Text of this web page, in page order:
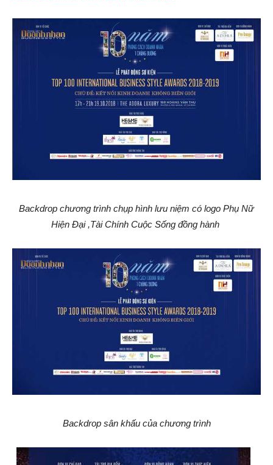
Backdrop chương trình chụp hình lưu niệm có logo Phụ Nữ
Hiện Đại ,Tài Chính Cuộc Sống đồng hành
Backdrop sân khấu của chương trình